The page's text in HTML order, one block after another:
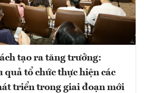
tạo ra tăng trưởng:
quả tổ chức thực hiện các
triển trong giai đoạn mới